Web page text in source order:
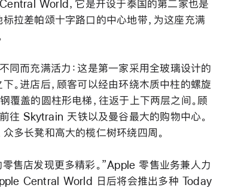
World，它是开设于泰国的第二家也是
拉差帕颂十字路口的中心地带，为这座充满
而充满活力：这是第一家采用全玻璃设计的
。进店后，顾客可以经由环绕木质中柱的螺旋
覆盖的圆柱形电梯，往返于上下两层之间。顾
往 Skytrain 天铁以及曼谷最大的购物中心。
多长凳和高大的榄仁树环绕四周。
售店发现更多精彩。”Apple 零售业务兼人力
Central World 日后将会推出多种 Today